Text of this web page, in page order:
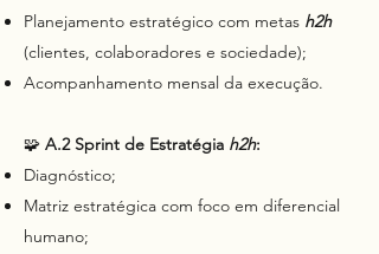
Planejamento estratégico com metas h2h
(clientes, colaboradores e sociedade);
Acompanhamento mensal da execução.
🧩 A.2 Sprint de Estratégia h2h:
Diagnóstico;
Matriz estratégica com foco em diferencial
humano;